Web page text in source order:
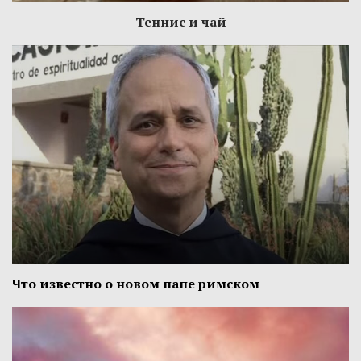
Теннис и чай
Что известно о новом папе римском